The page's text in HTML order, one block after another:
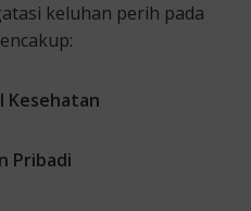
keluhan perih pada
Kesehatan
Pribadi